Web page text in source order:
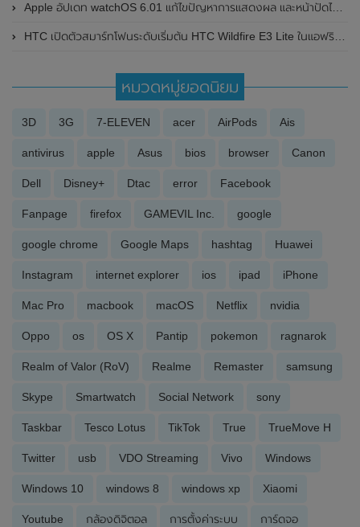
Apple อัปเดท watchOS 6.01 แก้ไขปัญหาการแสดงผล และหน้าปัดไม่มีเสียง
HTC เปิดตัวสมาร์ทโฟนระดับเริ่มต้น HTC Wildfire E3 Lite ในแอฟริกาแล้ว มาพร้อมชิปเซ็ต Unisoc , หน้าจอแสดงผล LCD ขนาดใหญ่ , แบตเตอรี่สุดทน 5000mAh และกล้องหลังคู่
หมวดหมู่ยอดนิยม
3D 3G 7-ELEVEN acer AirPods Ais
antivirus apple Asus bios browser Canon
Dell Disney+ Dtac error Facebook
Fanpage firefox GAMEVIL Inc. google
google chrome Google Maps hashtag Huawei
Instagram internet explorer ios ipad iPhone
Mac Pro macbook macOS Netflix nvidia
Oppo os OS X Pantip pokemon ragnarok
Realm of Valor (RoV) Realme Remaster samsung
Skype Smartwatch Social Network sony
Taskbar Tesco Lotus TikTok True TrueMove H
Twitter usb VDO Streaming Vivo Windows
Windows 10 windows 8 windows xp Xiaomi
Youtube กล้องดิจิตอล การตั้งค่าระบบ การ์ดจอ